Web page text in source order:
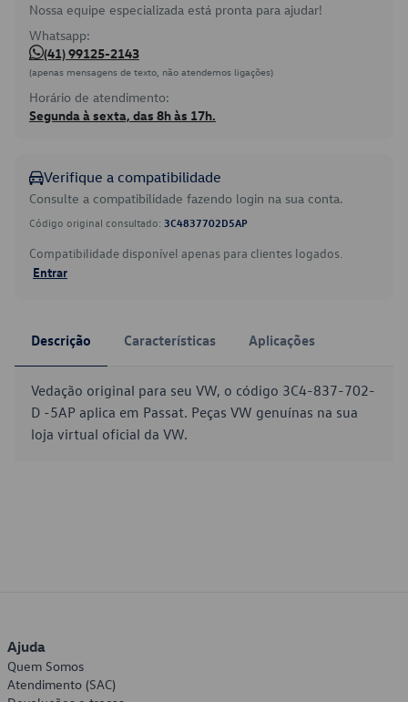
Nossa equipe especializada está pronta para ajudar!
Whatsapp:
(41) 99125-2143
(apenas mensagens de texto, não atendemos ligações)
Horário de atendimento:
Segunda à sexta, das 8h às 17h.
Verifique a compatibilidade
Consulte a compatibilidade fazendo login na sua conta.
Código original consultado: 3C4837702D5AP
Compatibilidade disponível apenas para clientes logados.
Entrar
Descrição Características Aplicações
Vedação original para seu VW, o código 3C4-837-702-
D -5AP aplica em Passat. Peças VW genuínas na sua
loja virtual oficial da VW.
Ajuda
Quem Somos
Atendimento (SAC)